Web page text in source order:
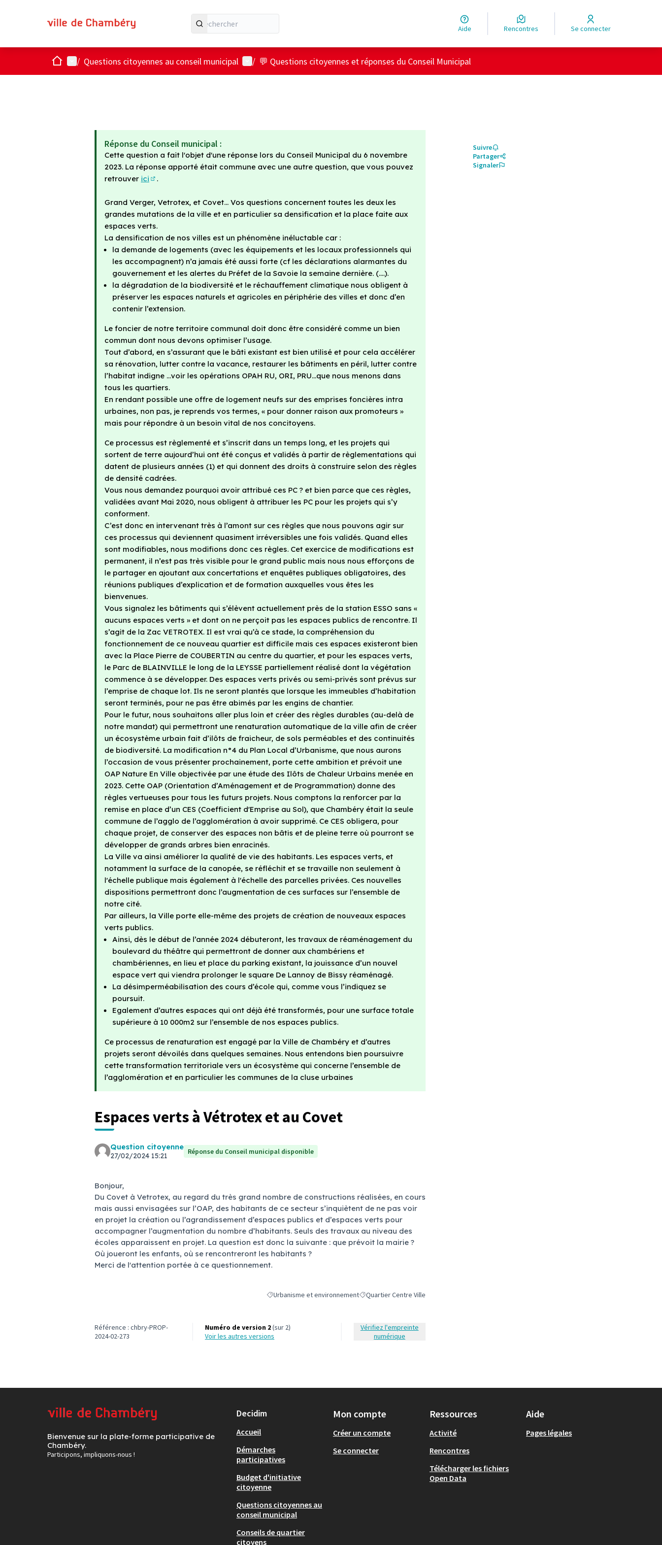
Aide Rencontres Se connecter
AccueilMenu principal
/ Questions citoyennes au conseil municipal Menu utilisateur
/ 💬 Questions citoyennes et réponses du Conseil Municipal
Réponse du Conseil municipal :
Cette question a fait l'objet d'une réponse lors du Conseil Municipal du 6 novembre
2023. La réponse apporté était commune avec une autre question, que vous pouvez
retrouver ici
.
Grand Verger, Vetrotex, et Covet... Vos questions concernent toutes les deux les
grandes mutations de la ville et en particulier sa densification et la place faite aux
espaces verts.
La densification de nos villes est un phénomène inéluctable car :
la demande de logements (avec les équipements et les locaux professionnels qui
les accompagnent) n’a jamais été aussi forte (cf les déclarations alarmantes du
gouvernement et les alertes du Préfet de la Savoie la semaine dernière. (….).
la dégradation de la biodiversité et le réchauffement climatique nous obligent à
préserver les espaces naturels et agricoles en périphérie des villes et donc d’en
contenir l’extension.
Le foncier de notre territoire communal doit donc être considéré comme un bien
commun dont nous devons optimiser l’usage.
Tout d’abord, en s’assurant que le bâti existant est bien utilisé et pour cela accélérer
sa rénovation, lutter contre la vacance, restaurer les bâtiments en péril, lutter contre
l’habitat indigne …voir les opérations OPAH RU, ORI, PRU…que nous menons dans
tous les quartiers.
En rendant possible une offre de logement neufs sur des emprises foncières intra
urbaines, non pas, je reprends vos termes, « pour donner raison aux promoteurs »
mais pour répondre à un besoin vital de nos concitoyens.
Ce processus est règlementé et s’inscrit dans un temps long, et les projets qui
sortent de terre aujourd’hui ont été conçus et validés à partir de règlementations qui
datent de plusieurs années (1) et qui donnent des droits à construire selon des règles
de densité cadrées.
Vous nous demandez pourquoi avoir attribué ces PC ? et bien parce que ces règles,
validées avant Mai 2020, nous obligent à attribuer les PC pour les projets qui s’y
conforment.
C’est donc en intervenant très à l’amont sur ces règles que nous pouvons agir sur
ces processus qui deviennent quasiment irréversibles une fois validés. Quand elles
sont modifiables, nous modifions donc ces règles. Cet exercice de modifications est
permanent, il n’est pas très visible pour le grand public mais nous nous efforçons de
le partager en ajoutant aux concertations et enquêtes publiques obligatoires, des
réunions publiques d’explication et de formation auxquelles vous êtes les
bienvenues.
Vous signalez les bâtiments qui s’élèvent actuellement près de la station ESSO sans «
aucuns espaces verts » et dont on ne perçoit pas les espaces publics de rencontre. Il
s’agit de la Zac VETROTEX. Il est vrai qu’à ce stade, la compréhension du
fonctionnement de ce nouveau quartier est difficile mais ces espaces existeront bien
avec la Place Pierre de COUBERTIN au centre du quartier, et pour les espaces verts,
le Parc de BLAINVILLE le long de la LEYSSE partiellement réalisé dont la végétation
commence à se développer. Des espaces verts privés ou semi-privés sont prévus sur
l’emprise de chaque lot. Ils ne seront plantés que lorsque les immeubles d’habitation
seront terminés, pour ne pas être abimés par les engins de chantier.
Pour le futur, nous souhaitons aller plus loin et créer des règles durables (au-delà de
notre mandat) qui permettront une renaturation automatique de la ville afin de créer
un écosystème urbain fait d’ilôts de fraicheur, de sols perméables et des continuités
de biodiversité. La modification n°4 du Plan Local d’Urbanisme, que nous aurons
l’occasion de vous présenter prochainement, porte cette ambition et prévoit une
OAP Nature En Ville objectivée par une étude des Ilôts de Chaleur Urbains menée en
2023. Cette OAP (Orientation d’Aménagement et de Programmation) donne des
règles vertueuses pour tous les futurs projets. Nous comptons la renforcer par la
remise en place d’un CES (Coefficient d'Emprise au Sol), que Chambéry était la seule
commune de l’agglo de l’agglomération à avoir supprimé. Ce CES obligera, pour
chaque projet, de conserver des espaces non bâtis et de pleine terre où pourront se
développer de grands arbres bien enracinés.
La Ville va ainsi améliorer la qualité de vie des habitants. Les espaces verts, et
notamment la surface de la canopée, se réfléchit et se travaille non seulement à
l'échelle publique mais également à l'échelle des parcelles privées. Ces nouvelles
dispositions permettront donc l’augmentation de ces surfaces sur l’ensemble de
notre cité.
Par ailleurs, la Ville porte elle-même des projets de création de nouveaux espaces
verts publics.
Ainsi, dès le début de l’année 2024 débuteront, les travaux de réaménagement du
boulevard du théâtre qui permettront de donner aux chambériens et
chambériennes, en lieu et place du parking existant, la jouissance d’un nouvel
espace vert qui viendra prolonger le square De Lannoy de Bissy réaménagé.
La désimperméabilisation des cours d’école qui, comme vous l’indiquez se
poursuit.
Egalement d’autres espaces qui ont déjà été transformés, pour une surface totale
supérieure à 10 000m2 sur l’ensemble de nos espaces publics.
Ce processus de renaturation est engagé par la Ville de Chambéry et d’autres
projets seront dévoilés dans quelques semaines. Nous entendons bien poursuivre
cette transformation territoriale vers un écosystème qui concerne l’ensemble de
l’agglomération et en particulier les communes de la cluse urbaines
Espaces verts à Vétrotex et au Covet
Question citoyenne
27/02/2024 15:21 Réponse du Conseil municipal disponible
Bonjour,
Du Covet à Vetrotex, au regard du très grand nombre de constructions réalisées, en cours
mais aussi envisagées sur l’OAP, des habitants de ce secteur s’inquiètent de ne pas voir
en projet la création ou l’agrandissement d’espaces publics et d’espaces verts pour
accompagner l’augmentation du nombre d’habitants. Seuls des travaux au niveau des
écoles apparaissent en projet. La question est donc la suivante : que prévoit la mairie ?
Où joueront les enfants, où se rencontreront les habitants ?
Merci de l'attention portée à ce questionnement.
Filtrer les résultats de la catégorie : Urbanisme et environnement
Urbanisme et environnementFiltrer les résultats pour le secteur : Quartier Centre Ville
Quartier Centre Ville
Suivre
Partager
Signaler
Référence : chbry-PROP-
2024-02-273
Numéro de version 2(sur 2)
voir les autres versions
Vérifiez l'empreinte
numérique
Bienvenue sur la plate-forme participative de
Chambéry.
Participons, impliquons-nous !
Decidim
Accueil
Démarches
participatives
Budget d'initiative
citoyenne
Questions citoyennes au
conseil municipal
Conseils de quartier
citoyens
Mon compte
Créer un compte
Se connecter
Ressources
Activité
Rencontres
Télécharger les fichiers
Open Data
Aide
Pages légales